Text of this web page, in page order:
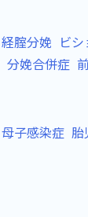
経腟分娩 ビ
分娩合併症
母子感染症 胎